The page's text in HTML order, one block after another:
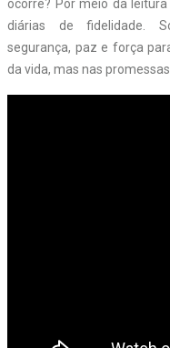
ocorre? Por meio da
diárias de fidelidade.
segurança, paz e força
da vida, mas nas